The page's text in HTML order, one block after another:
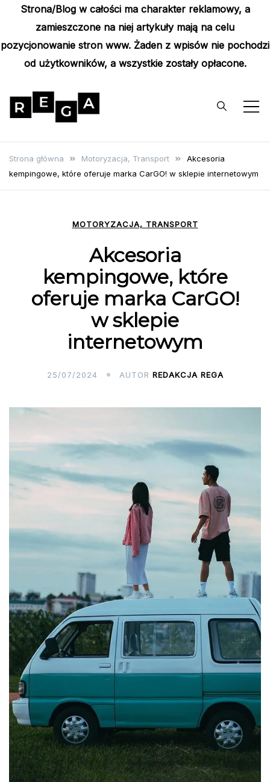
Strona/Blog w całości ma charakter reklamowy, a
zamieszczone na niej artykuły mają na celu
pozycjonowanie stron www. Żaden z wpisów nie pochodzi
od użytkowników, a wszystkie zostały opłacone.
content
Rega
Strona główna Motoryzacja, Transport
Akcesoria
kempingowe, które oferuje marka CarGO! w sklepie internetowym
MOTORYZACJA, TRANSPORT
Akcesoria
kempingowe, które
oferuje marka CarGO!
w sklepie
internetowym
25/07/2024 AUTOR REDAKCJA REGA